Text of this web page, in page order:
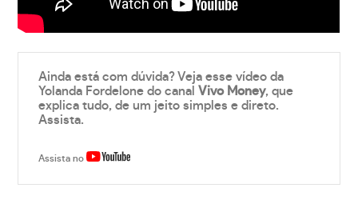
Ainda está com dúvida? Veja esse vídeo da
Yolanda Fordelone do canalVivo Money, que
explica tudo, de um jeito simples e direto.
Assista.
Assista no